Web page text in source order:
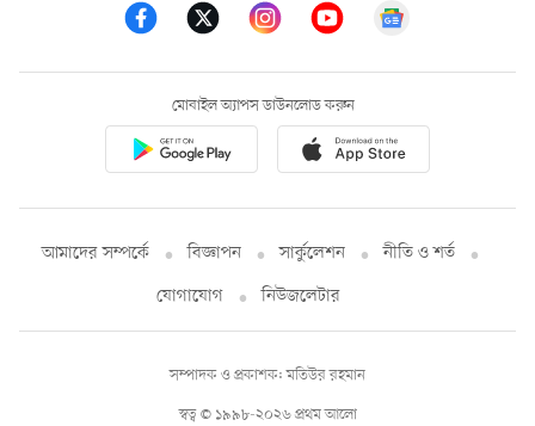
মোবাইল অ্যাপস ডাউনলোড করুন
আমাদের সম্পর্কে বিজ্ঞাপন সার্কুলেশন
নীতি ও শর্ত
যোগাযোগ
নিউজলেটার
স্বত্ব © ১৯৯৮-২০২৬ প্রথম আলো
সম্পাদক ও প্রকাশক: মতিউর রহমান